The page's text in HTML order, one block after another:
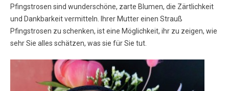
Pfingstrosen sind wunderschöne, zarte Blumen, die Zärtlichkeit
und Dankbarkeit vermitteln. Ihrer Mutter einen Strauß
Pfingstrosen zu schenken, ist eine Möglichkeit, ihr zu zeigen, wie
sehr Sie alles schätzen, was sie für Sie tut.